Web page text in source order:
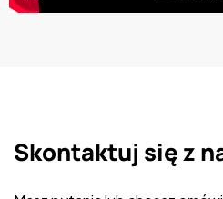
Skontaktuj się z